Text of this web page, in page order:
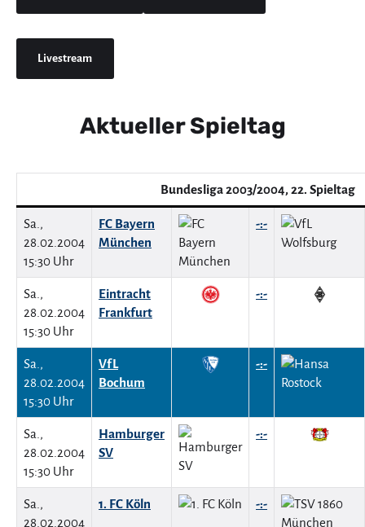
Livestream
Aktueller Spieltag
Bundesliga 2003/2004, 22. Spieltag
Sa.,
28.02.2004
15:30 Uhr
FC Bayern
München
-:-
Sa.,
28.02.2004
15:30 Uhr
Eintracht
Frankfurt
-:-
Sa.,
28.02.2004
15:30 Uhr
VfL
Bochum
-:-
Sa.,
28.02.2004
15:30 Uhr
Hamburger
SV
-:-
Sa.,
28.02.2004
1. FC Köln -:-